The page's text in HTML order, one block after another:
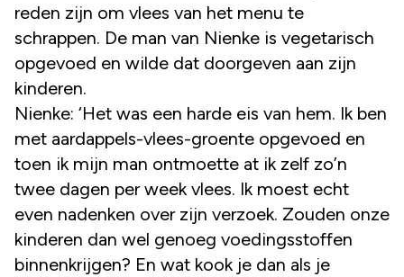
reden zijn om vlees van het menu te
schrappen. De man van Nienke is vegetarisch
opgevoed en wilde dat doorgeven aan zijn
kinderen.
Nienke: ‘Het was een harde eis van hem. Ik ben
met aardappels-vlees-groente opgevoed en
toen ik mijn man ontmoette at ik zelf zo’n
twee dagen per week vlees. Ik moest echt
even nadenken over zijn verzoek. Zouden onze
kinderen dan wel genoeg voedingsstoffen
binnenkrijgen? En wat kook je dan als je